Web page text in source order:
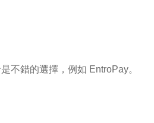
不錯的選擇，例如 EntroPay。